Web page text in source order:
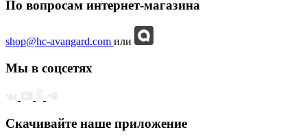
По вопросам интернет-магазина
shop@hc-avangard.com или
Мы в соцсетях
Скачивайте наше приложение